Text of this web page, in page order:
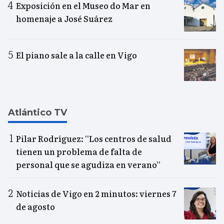
Exposición en el Museo do Mar en
homenaje a José Suárez
El piano sale a la calle en Vigo
Atlántico TV
Pilar Rodríguez: “Los centros de salud
tienen un problema de falta de
personal que se agudiza en verano”
Noticias de Vigo en 2 minutos: viernes 7
de agosto